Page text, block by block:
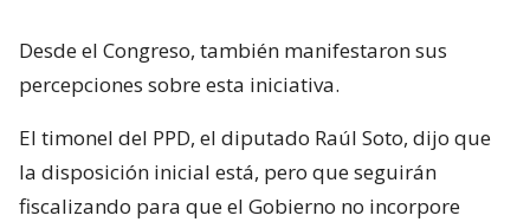
Desde el Congreso, también manifestaron sus
percepciones sobre esta iniciativa.
El timonel del PPD, el diputado Raúl Soto, dijo que
la disposición inicial está, pero que seguirán
fiscalizando para que el Gobierno no incorpore